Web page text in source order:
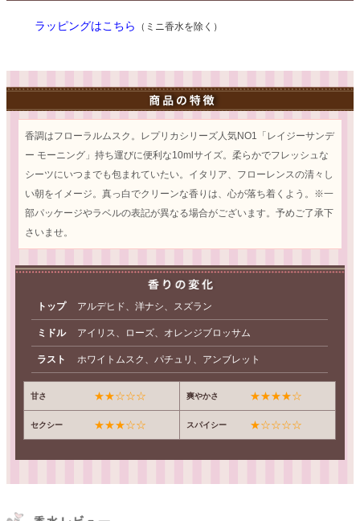
ラッピングはこちら （ミニ香水を除く）
香調はフローラルムスク。レプリカシリーズ人気NO1「レイジーサンデ
ー モーニング」持ち運びに便利な10mlサイズ。柔らかでフレッシュな
シーツにいつまでも包まれていたい。イタリア、フローレンスの清々し
い朝をイメージ。真っ白でクリーンな香りは、心が落ち着くよう。※一
部パッケージやラベルの表記が異なる場合がございます。予めご了承下
さいませ。
トップ アルデヒド、洋ナシ、スズラン
ミドル アイリス、ローズ、オレンジブロッサム
ラスト ホワイトムスク、パチュリ、アンブレット
甘さ ★★☆☆☆ 爽やかさ ★★★★☆
セクシー ★★★☆☆ スパイシー ★☆☆☆☆